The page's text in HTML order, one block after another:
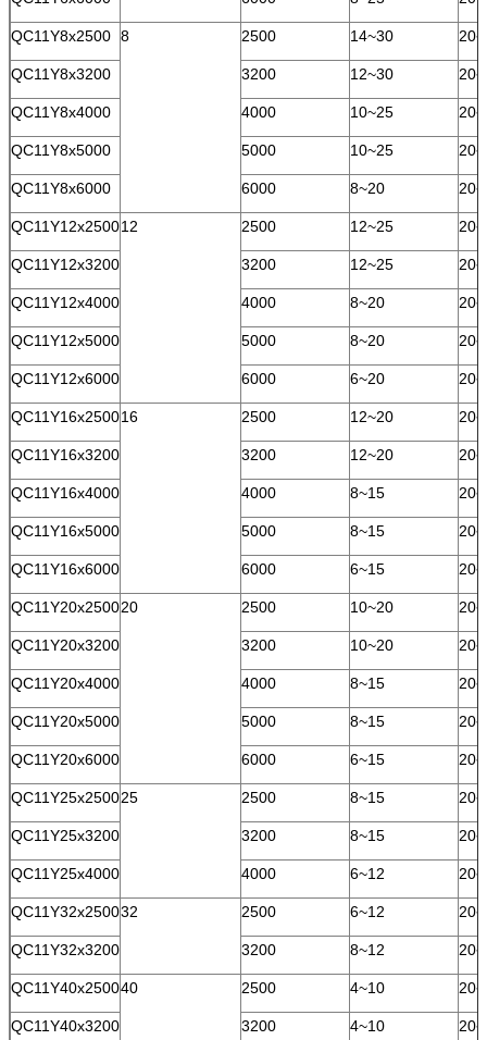
QC11Y8x2500 8 2500 14~30
QC11Y8x3200 3200 12~30
QC11Y8x4000 4000 10~25
QC11Y8x5000 5000 10~25
QC11Y8x6000 6000 8~20
QC11Y12x250012 2500 12~25
QC11Y12x3200 3200 12~25
QC11Y12x4000 4000 8~20
QC11Y12x5000 5000 8~20
QC11Y12x6000 6000 6~20
QC11Y16x250016 2500 12~20
QC11Y16x3200 3200 12~20
QC11Y16x4000 4000 8~15
QC11Y16x5000 5000 8~15
QC11Y16x6000 6000 6~15
QC11Y20x250020 2500 10~20
QC11Y20x3200 3200 10~20
QC11Y20x4000 4000 8~15
QC11Y20x5000 5000 8~15
QC11Y20x6000 6000 6~15
QC11Y25x250025 2500 8~15
QC11Y25x3200 3200 8~15
QC11Y25x4000 4000 6~12
QC11Y32x250032 2500 6~12
QC11Y32x3200 3200 8~12
QC11Y40x250040 2500 4~10
QC11Y40x3200 3200 4~10